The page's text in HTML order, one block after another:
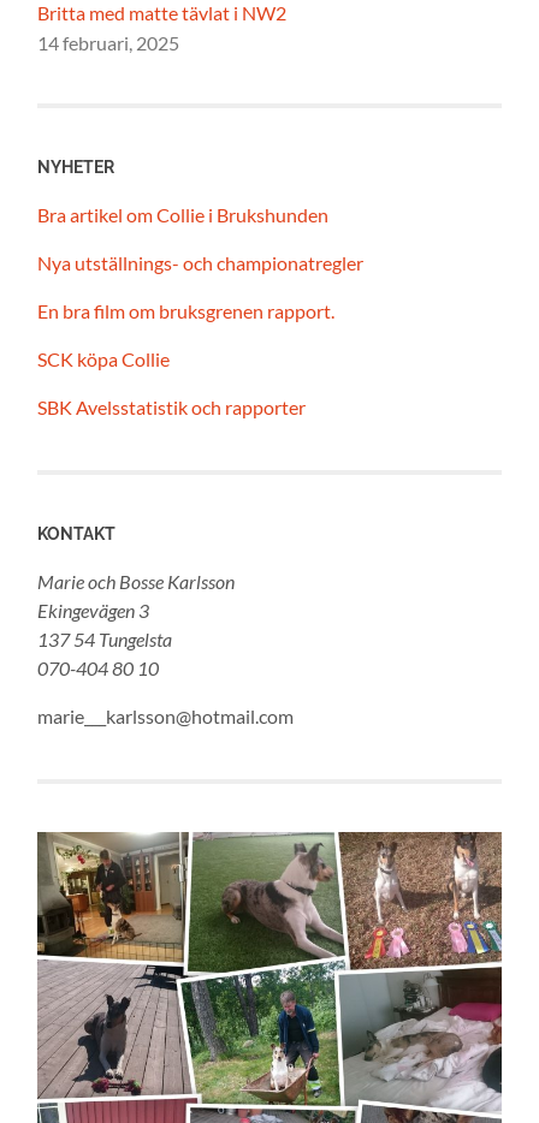
Britta med matte tävlat i NW2
14 februari, 2025
NYHETER
Bra artikel om Collie i Brukshunden
Nya utställnings- och championatregler
En bra film om bruksgrenen rapport.
SCK köpa Collie
SBK Avelsstatistik och rapporter
KONTAKT
Marie och Bosse Karlsson
Ekingevägen 3
137 54 Tungelsta
070-404 80 10
marie___karlsson@hotmail.com